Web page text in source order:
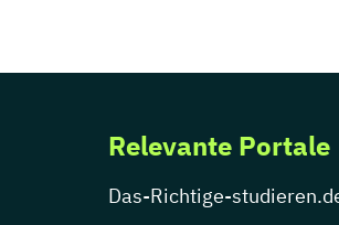
Relevante Portale
Das-Richtige-